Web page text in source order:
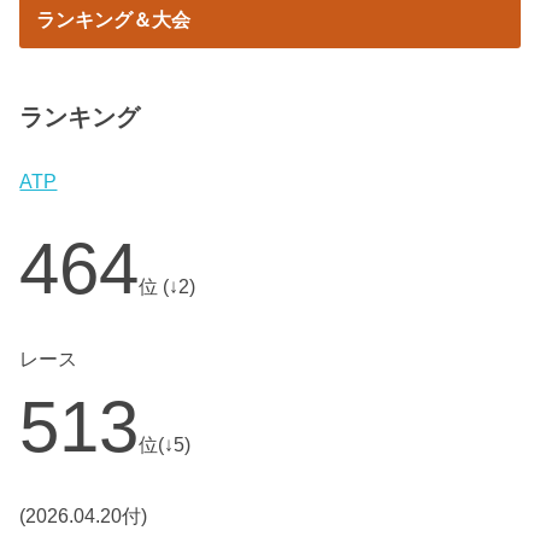
ランキング＆大会
ランキング
ATP
464位 (↓2)
レース
513位(↓5)
(2026.04.20付)